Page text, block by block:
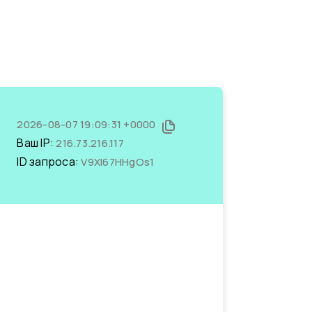
2026-08-07 19:09:31 +0000
Ваш IP:216.73.216.117
ID запроса:V9XI67HHgOs1